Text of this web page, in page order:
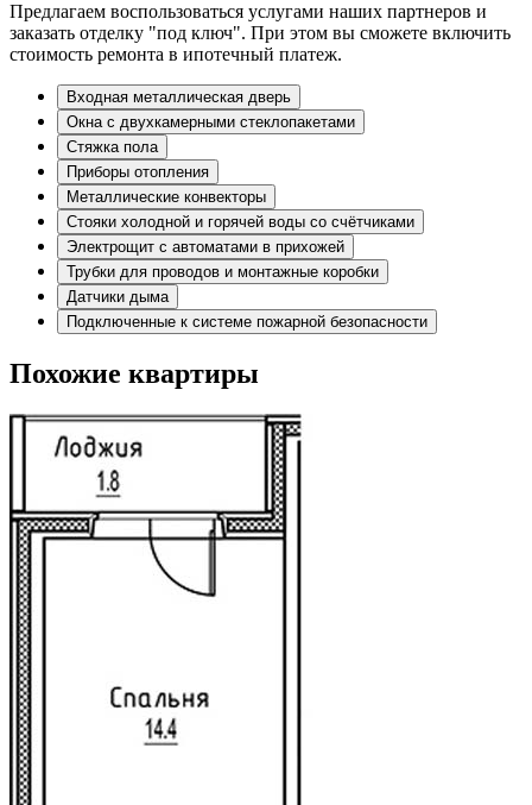
Предлагаем воспользоваться услугами наших партнеров и
заказать отделку "под ключ". При этом вы сможете включить
стоимость ремонта в ипотечный платеж.
Входная металлическая дверь
Окна с двухкамерными стеклопакетами
Стяжка пола
Приборы отопления
Металлические конвекторы
Стояки холодной и горячей воды со счётчиками
Электрощит с автоматами в прихожей
Трубки для проводов и монтажные коробки
Датчики дыма
Подключенные к системе пожарной безопасности
Похожие квартиры